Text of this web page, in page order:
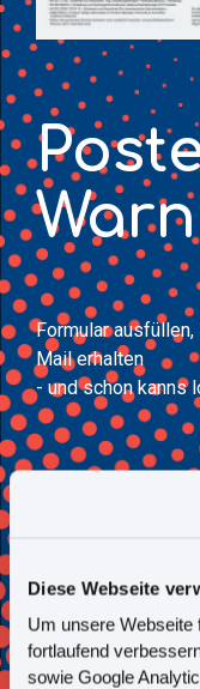
Diese Webseite
Um unsere Webseite
fortlaufend
sowie Google
Formular
Mail erhalten
- und schon kanns